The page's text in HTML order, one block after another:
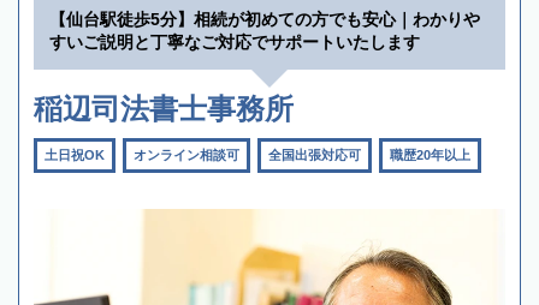
【仙台駅徒歩5分】相続が初めての方でも安心｜わかりや
すいご説明と丁寧なご対応でサポートいたします
稲辺司法書士事務所
土日祝OK オンライン相談可 全国出張対応可 職歴20年以上